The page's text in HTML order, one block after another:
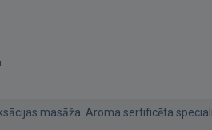
masāža. Aroma sertificēta